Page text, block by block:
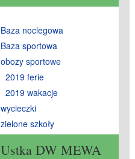
Baza noclegowa
Baza sportowa
obozy sportowe
2019 ferie
2019 wakacje
wycieczki
zielone szkoły
Ustka DW MEWA